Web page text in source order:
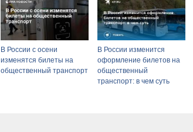
В России с осени
изменятся билеты на
общественный транспорт
В России изменится
оформление билетов на
общественный
транспорт: в чем суть